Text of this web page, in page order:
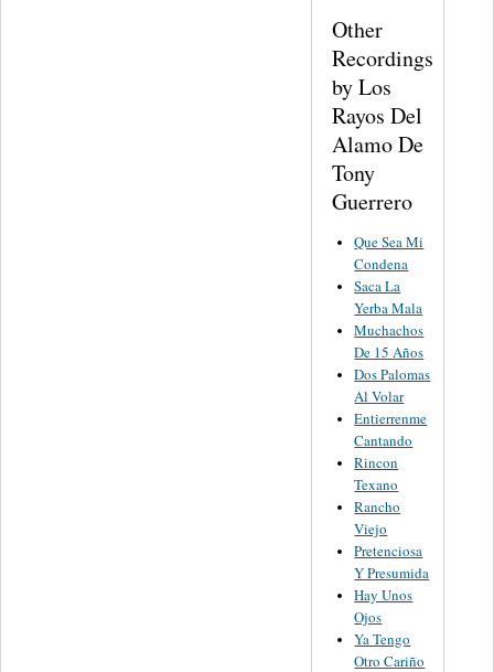
Other
Recordings
by Los
Rayos Del
Alamo De
Tony
Guerrero
Que Sea Mi
Condena
Saca La
Yerba Mala
Muchachos
De 15 Años
Dos Palomas
Al Volar
Entierrenme
Cantando
Rincon
Texano
Rancho
Viejo
Pretenciosa
Y Presumida
Hay Unos
Ojos
Ya Tengo
Otro Cariño